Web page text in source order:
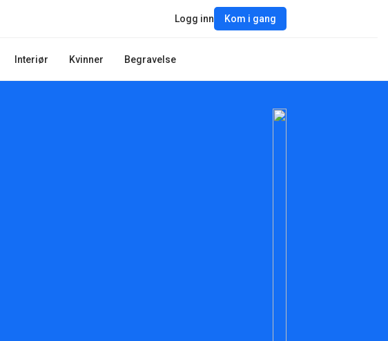
Interiør Kvinner Begravelse
Logg inn Kom i gang